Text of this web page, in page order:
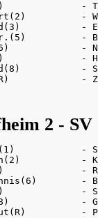
-
-
-
-
-
-
-
2 -
-
-
-
-
-
-